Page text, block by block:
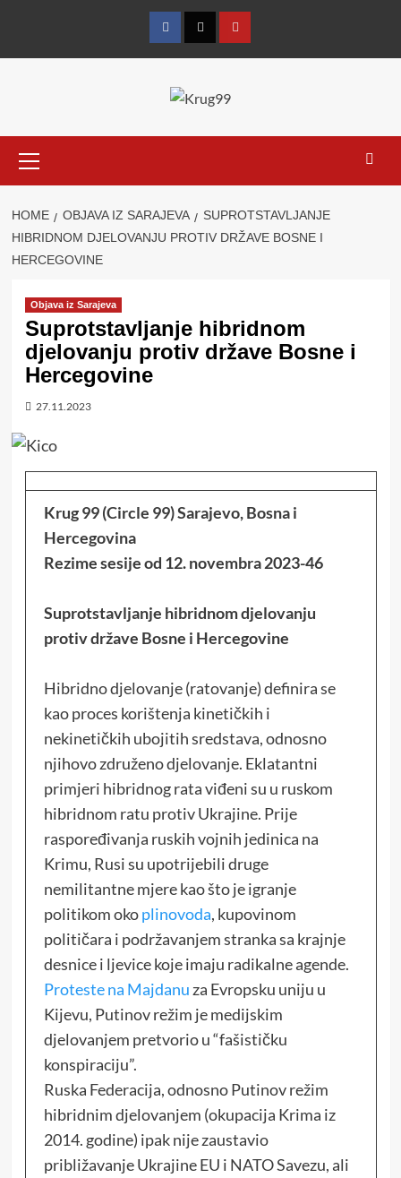
content
FacebookTwitterYouTube
Menu
HOME OBJAVA IZ SARAJEVA
SUPROTSTAVLJANJE
HIBRIDNOM DJELOVANJU PROTIV DRŽAVE BOSNE I
HERCEGOVINE
Objava iz Sarajeva
Suprotstavljanje hibridnom
djelovanju protiv države Bosne i
Hercegovine
27.11.2023
Krug 99 (Circle 99)Sarajevo, Bosna i
Hercegovina
Rezime sesije od 12. novembra 2023-46
Suprotstavljanje hibridnom djelovanju
protiv države Bosne i Hercegovine
Hibridno djelovanje (ratovanje) definira se
kao proces korištenja kinetičkih i
nekinetičkih ubojitih sredstava, odnosno
njihovo združeno djelovanje. Eklatantni
primjeri hibridnog rata viđeni su u ruskom
hibridnom ratu protiv Ukrajine. Prije
raspoređivanja ruskih vojnih jedinica na
Krimu, Rusi su upotrijebili druge
nemilitantne mjere kao što je igranje
politikom okoplinovoda, kupovinom
političara i podržavanjem stranka sa krajnje
desnice i ljevice koje imaju radikalne agende.
Proteste na Majdanu za Evropsku uniju u
Kijevu, Putinov režim je medijskim
djelovanjem pretvorio u “fašističku
konspiraciju”.
Ruska Federacija, odnosno Putinov režim
hibridnim djelovanjem (okupacija Krima iz
2014. godine) ipak nije zaustavio
približavanje Ukrajine EU i NATO Savezu, ali